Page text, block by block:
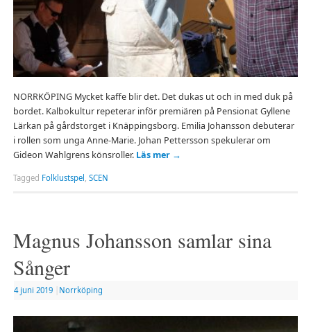
NORRKÖPING Mycket kaffe blir det. Det dukas ut och in med duk på
bordet. Kalbokultur repeterar inför premiären på Pensionat Gyllene
Lärkan på gårdstorget i Knäppingsborg. Emilia Johansson debuterar
i rollen som unga Anne-Marie. Johan Pettersson spekulerar om
Gideon Wahlgrens könsroller. Läs mer →
Tagged Folklustspel SCEN
Magnus Johansson samlar sina
Sånger
4 juni 2019 Norrköping